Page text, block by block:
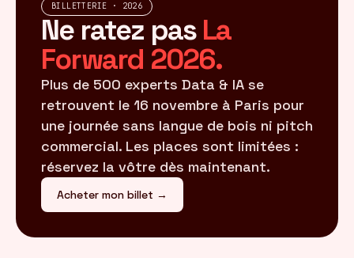
BILLETTERIE · 2026
Ne ratez pas La
Forward 2026.
Plus de 500 experts Data & IA se
retrouvent le 16 novembre à Paris pour
une journée sans langue de bois ni pitch
commercial. Les places sont limitées :
réservez la vôtre dès maintenant.
Acheter mon billet →